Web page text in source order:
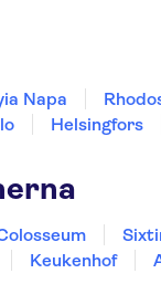
Napa
Helsingfors
Keukenhof